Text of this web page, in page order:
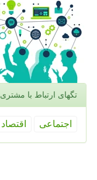
تگهای ارتباط با مشتری
اجتماعی اقتصاد